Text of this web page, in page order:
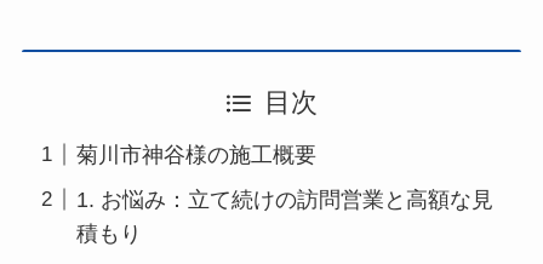
目次
菊川市神谷様の施工概要
1. お悩み：立て続けの訪問営業と高額な見
積もり